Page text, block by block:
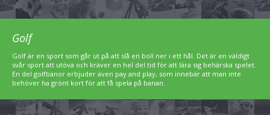
Golf
Golf är en sport som går ut på att slå en boll ner i ett hål. Det är en väldigt
svår sport att utöva och kräver en hel del tid för att lära sig behärska spelet.
En del golfbanor erbjuder även pay and play, som innebär att man inte
behöver ha grönt kort för att få spela på banan.